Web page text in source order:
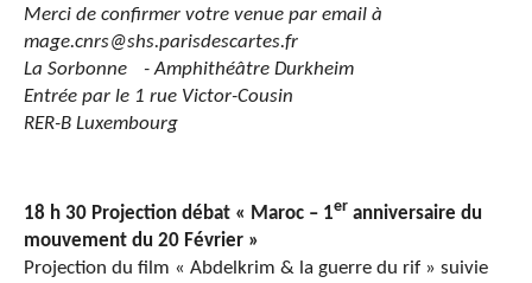
Merci de confirmer votre venue par email à
mage.cnrs@shs.parisdescartes.fr
La Sorbonne - Amphithéâtre Durkheim
Entrée par le 1 rue Victor-Cousin
RER-B Luxembourg
18 h 30 Projection débat « Maroc – 1er anniversaire du
mouvement du 20 Février »
Projection du film « Abdelkrim & la guerre du rif » suivie